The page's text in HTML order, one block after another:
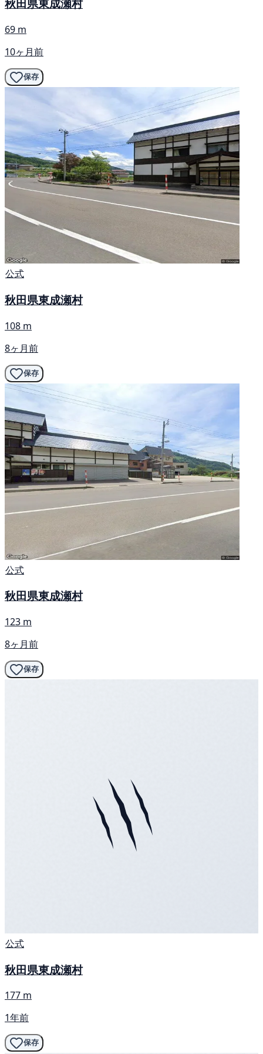
秋田県東成瀬村
69 m
10ヶ月前
保存
公式
秋田県東成瀬村
108 m
8ヶ月前
保存
公式
秋田県東成瀬村
123 m
8ヶ月前
保存
公式
秋田県東成瀬村
177 m
1年前
保存